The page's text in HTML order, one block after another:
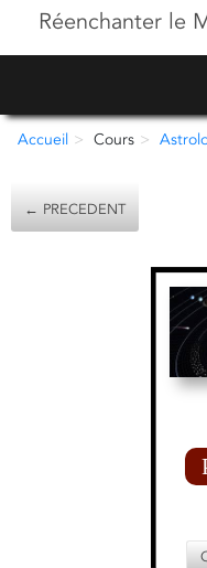
Réenchanter le
Accueil Cours
← PRECEDENT